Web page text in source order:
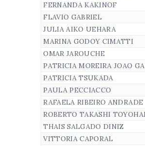
FERNANDA KAKINOF
FLAVIO GABRIEL
JULIA AIKO UEHARA
MARINA GODOY CIMATTI
OMAR JAROUCHE
PATRICIA MOREIRA JOAO
PATRICIA TSUKADA
PAULA PECCIACCO
RAFAELA RIBEIRO ANDRADE
ROBERTO TAKASHI
THAIS SALGADO DINIZ
VITTORIA CAPORAL